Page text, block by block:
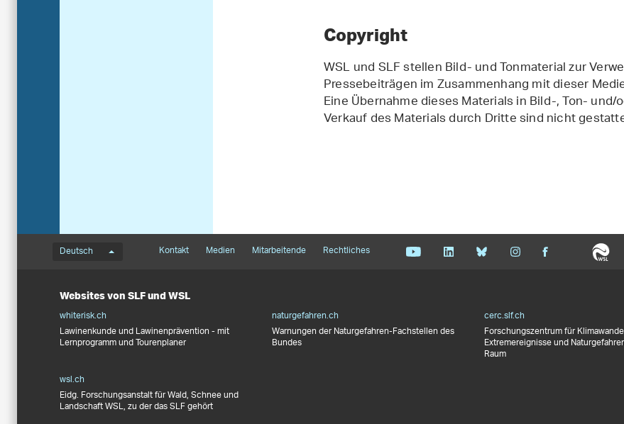
Copyright
WSL und SLF stellen Bild- und Tonmaterial zur
Pressebeiträgen im Zusammenhang mit dieser
Eine Übernahme dieses Materials in Bild-, Ton-
Verkauf des Materials durch Dritte sind nicht
Sprachmenü
Deutsch
Footernavigation
Kontakt Medien Mitarbeitende Rechtliches
Websites von SLF und WSL
whiterisk.ch
Lawinenkunde und Lawinenprävention - mit
Lernprogramm und Tourenplaner
naturgefahren.ch
Warnungen der Naturgefahren-Fachstellen des
Bundes
cerc.slf.ch
Forschungszentrum für
Extremereignisse und
Raum
wsl.ch
Eidg. Forschungsanstalt für Wald, Schnee und
Landschaft WSL, zu der das SLF gehört